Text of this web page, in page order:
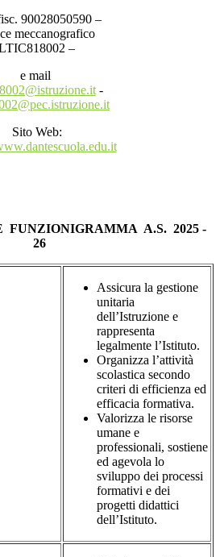
90028050590 –
meccanografico
–
e mail
-
Sito Web:
FUNZIONIGRAMMA A.S. 2025 -
26
Assicura la gestione
unitaria
dell’Istruzione e
rappresenta
legalmente l’Istituto.
Organizza l’attività
scolastica secondo
criteri di efficienza ed
efficacia formativa.
Valorizza le risorse
umane e
professionali, sostiene
ed agevola lo
sviluppo dei processi
formativi e dei
progetti didattici
dell’Istituto.